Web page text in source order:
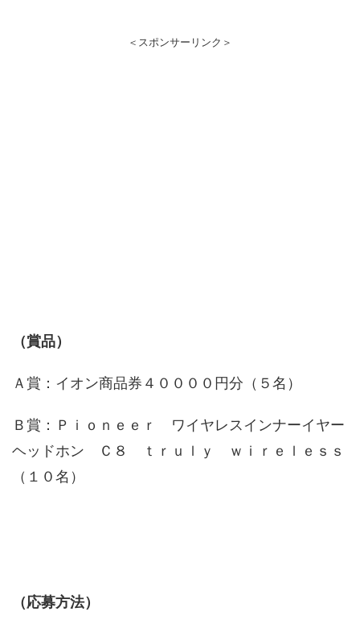
＜スポンサーリンク＞
（賞品）
Ａ賞：イオン商品券４００００円分（５名）
Ｂ賞：Ｐｉｏｎｅｅｒ ワイヤレスインナーイヤー
ヘッドホン Ｃ８ ｔｒｕｌｙ ｗｉｒｅｌｅｓｓ
（１０名）
（応募方法）